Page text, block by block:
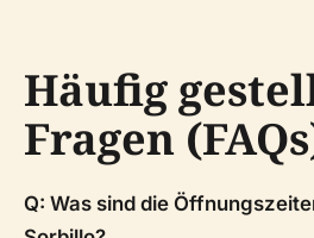
Häufig
Fragen
Q: Was sind die